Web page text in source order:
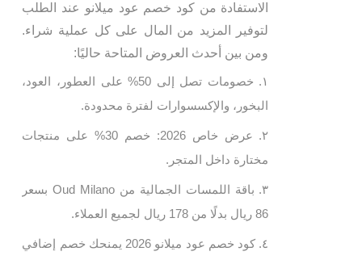
الاستفادة من كود خصم عود ميلانو عند الطلب
لتوفير المزيد من المال على كل عملية شراء.
ومن بين أحدث العروض المتاحة حاليًا:
خصومات تصل إلى 50% على العطور، العود،
البخور، والإكسسوارات لفترة محدودة.
عرض خاص 2026: خصم 30% على منتجات
مختارة داخل المتجر.
باقة اللمسات الجمالية من Oud Milano بسعر
86 ريال بدلًا من 178 ريال لجميع العملاء.
كود خصم عود ميلانو 2026 يمنحك خصم إضافي